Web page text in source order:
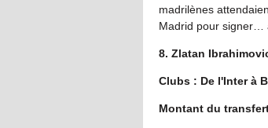
madrilènes
Madrid pour signer…
8. Zlatan
Clubs : De l'Inter à
Montant du